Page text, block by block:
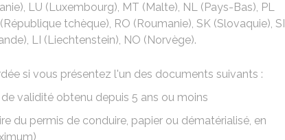
LU (Luxembourg), MT (Malte), NL (Pays-Bas), PL
tchèque), RO (Roumanie), SK (Slovaquie), SI
LI (Liechtenstein), NO (Norvège).
si vous présentez l'un des documents suivants :
validité obtenu depuis 5 ans ou moins
du permis de conduire, papier ou dématérialisé, en